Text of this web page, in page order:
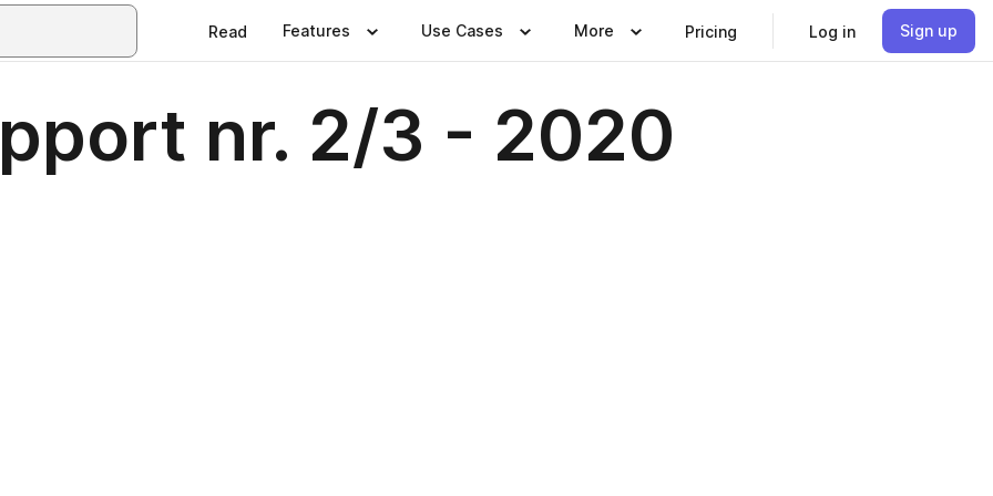
Read Features Use Cases More Pricing Log in Sign up
nr. 2/3 - 2020